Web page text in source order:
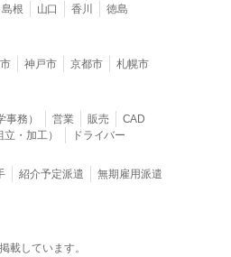
島根
山口 香川 徳島
神戸市 京都市 札幌市
務） 営業 販売
CAD
・加工）
ドライバー
紹介予定派遣 無期雇用派遣
載しています。